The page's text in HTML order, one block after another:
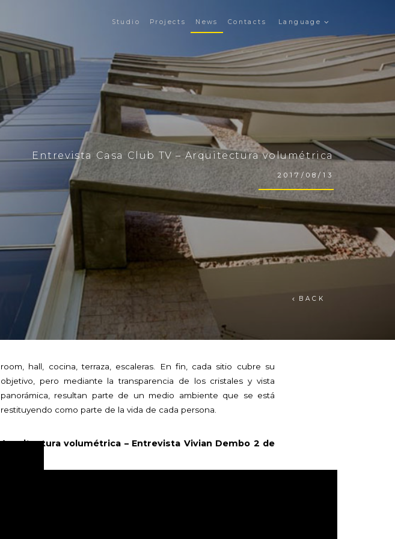
Studio Projects News Contacts Language
BACK
Entrevista Casa Club TV – Arquitectura volumétrica
2017/08/13
room, hall, cocina, terraza, escaleras. En fin, cada sitio cubre su
objetivo, pero mediante la transparencia de los cristales y vista
panorámica, resultan parte de un medio ambiente que se está
restituyendo como parte de la vida de cada persona.
Arquitectura volumétrica – Entrevista Vivian Dembo 2 de